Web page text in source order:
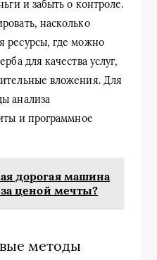
и забыть о контроле.
насколько
ресурсы, где можно
для качества услуг,
вложения. Для
анализа
и программное
дорогая машина
за ценой мечты?
методы